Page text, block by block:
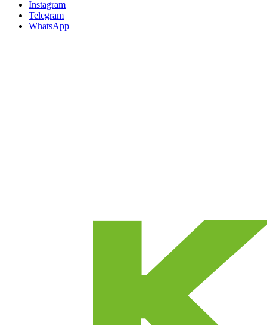
Instagram
Telegram
WhatsApp